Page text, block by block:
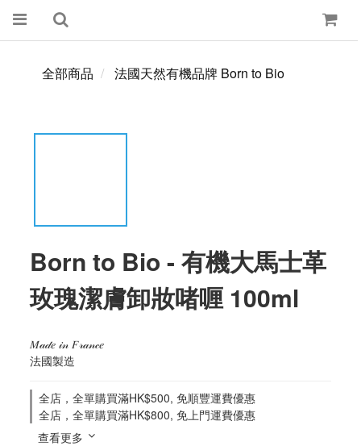
全部商品 法國天然有機品牌 Born to Bio
Born to Bio - 有機大馬士革
玫瑰潔膚卸妝啫喱 100ml
𝑀𝒶𝒹𝑒 𝒾𝓃 𝐹𝓇𝒶𝓃𝒸𝑒
法國製造
全店，全單購買滿HK$500, 免順豐運費優惠
全店，全單購買滿HK$800, 免上門運費優惠
查看更多